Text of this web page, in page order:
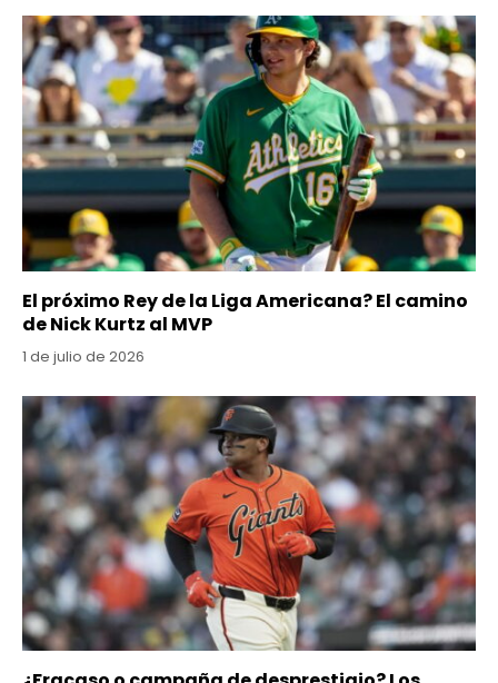
El próximo Rey de la Liga Americana? El camino
de Nick Kurtz al MVP
1 de julio de 2026